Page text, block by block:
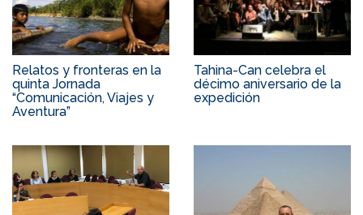
Relatos y fronteras en la
quinta Jornada
“Comunicación, Viajes y
Aventura”
Tahina-Can celebra el
décimo aniversario de la
expedición